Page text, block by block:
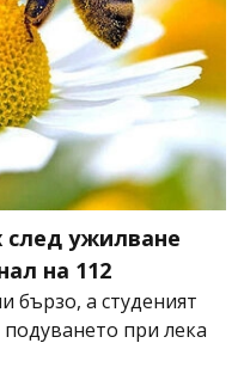
след ужилване
на 112
бързо, а студеният
при лека